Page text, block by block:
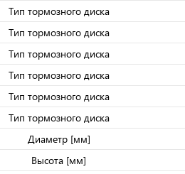
Тип тормозного диска
Тип тормозного диска
Тип тормозного диска
Тип тормозного диска
Тип тормозного диска
Тип тормозного диска
Диаметр [мм]
Высота [мм]